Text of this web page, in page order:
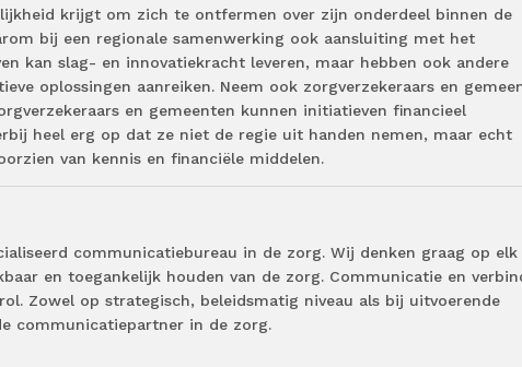
krijgt om zich te ontfermen over zijn onderdeel binnen de
bij een regionale samenwerking ook aansluiting met het
kan slag- en innovatiekracht leveren, maar hebben ook andere
oplossingen aanreiken. Neem ook zorgverzekeraars en
en gemeenten kunnen initiatieven financieel
heel erg op dat ze niet de regie uit handen nemen, maar echt
van kennis en financiële middelen.
communicatiebureau in de zorg. Wij denken graag op elk
en toegankelijk houden van de zorg. Communicatie en
Zowel op strategisch, beleidsmatig niveau als bij uitvoerende
communicatiepartner in de zorg.